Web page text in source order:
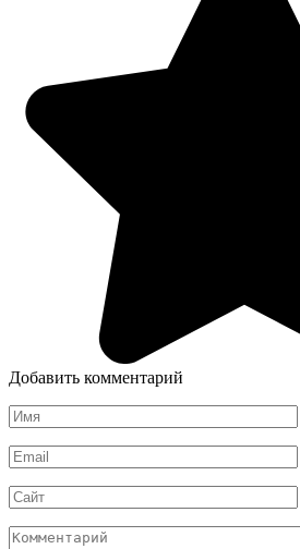
Добавить комментарий
Имя
*
Email
*
Сайт
Комментарий